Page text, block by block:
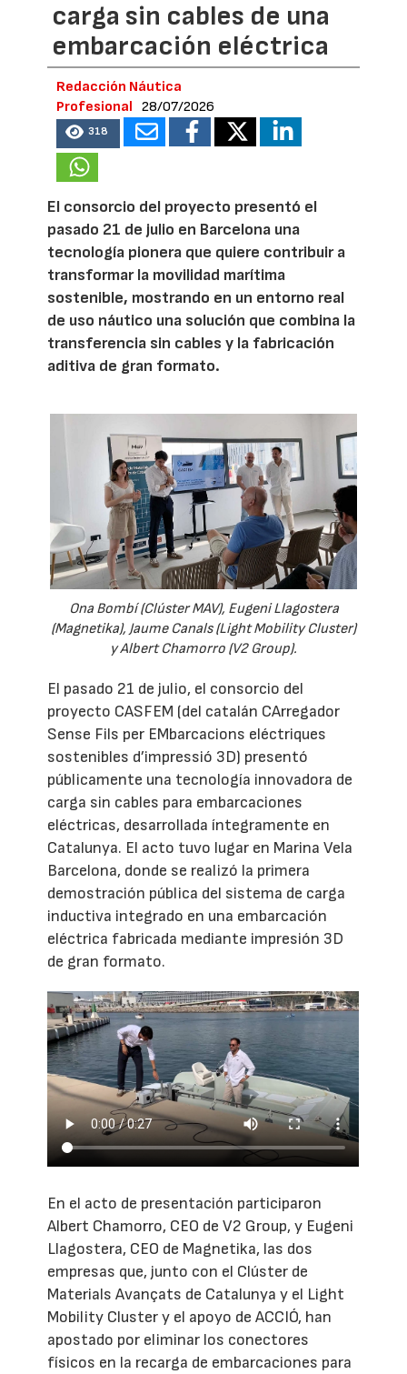
carga sin cables de una
embarcación eléctrica
Redacción Náutica
Profesional
28/07/2026
318
El consorcio del proyecto presentó el
pasado 21 de julio en Barcelona una
tecnología pionera que quiere contribuir a
transformar la movilidad marítima
sostenible, mostrando en un entorno real
de uso náutico una solución que combina la
transferencia sin cables y la fabricación
aditiva de gran formato.
Ona Bombí (Clúster MAV), Eugeni Llagostera
(Magnetika), Jaume Canals (Light Mobility Cluster)
y Albert Chamorro (V2 Group).
El pasado 21 de julio, el consorcio del
proyecto CASFEM (del catalán CArregador
Sense Fils per EMbarcacions eléctriques
sostenibles d’impressió 3D) presentó
públicamente una tecnología innovadora de
carga sin cables para embarcaciones
eléctricas, desarrollada íntegramente en
Catalunya. El acto tuvo lugar en Marina Vela
Barcelona, donde se realizó la primera
demostración pública del sistema de carga
inductiva integrado en una embarcación
eléctrica fabricada mediante impresión 3D
de gran formato.
En el acto de presentación participaron
Albert Chamorro, CEO de V2 Group, y Eugeni
Llagostera, CEO de Magnetika, las dos
empresas que, junto con el Clúster de
Materials Avançats de Catalunya y el Light
Mobility Cluster y el apoyo de ACCIÓ, han
apostado por eliminar los conectores
físicos en la recarga de embarcaciones para